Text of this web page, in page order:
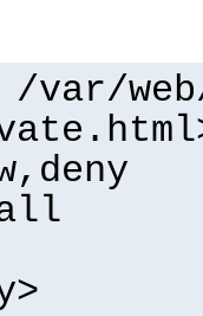
/var/
all